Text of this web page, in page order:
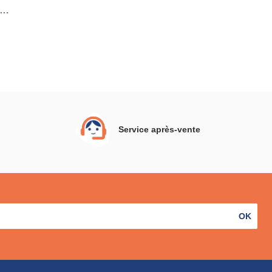
Service après-vente
OK